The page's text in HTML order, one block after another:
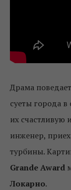
Драма
суеты города
их счастливую
инженер,
турбины.
Grande Award
Локарно.